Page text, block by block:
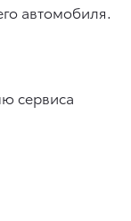
автомобиля.
сервиса